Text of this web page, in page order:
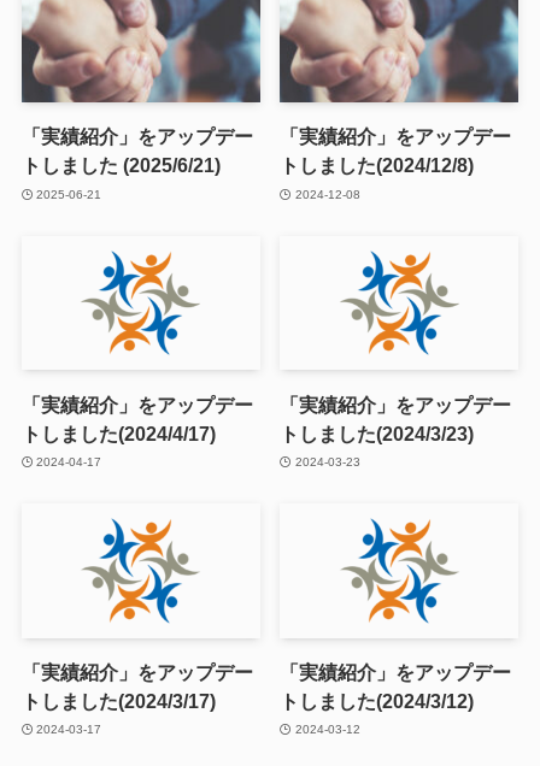
「実績紹介」をアップデー
トしました (2025/6/21)
2025-06-21
「実績紹介」をアップデー
トしました(2024/12/8)
2024-12-08
「実績紹介」をアップデー
トしました(2024/4/17)
2024-04-17
「実績紹介」をアップデー
トしました(2024/3/23)
2024-03-23
「実績紹介」をアップデー
トしました(2024/3/17)
2024-03-17
「実績紹介」をアップデー
トしました(2024/3/12)
2024-03-12